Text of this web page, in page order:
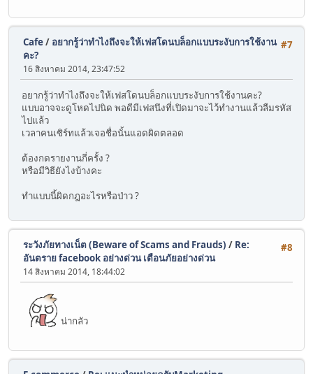
#7
Cafe/ อยากรู้ว่าทำไงถึงจะให้เฟสโดนบล็อกแบบระงับการใช้งาน
คะ?
16 สิงหาคม 2014, 23:47:52
อยากรู้ว่าทำไงถึงจะให้เฟสโดนบล็อกแบบระงับการใช้งานคะ?
แบบอาจจะดูโหดไปนิด พอดีมีเฟสนึงที่เปิดมาจะไว้ทำงานแล้วลืมรหัส
ไปแล้ว
เวลาคนเซิร์ทแล้วเจอชื่อนั้นแอดผิดตลอด
ต้องกดรายงานกี่ครั้ง ?
หรือมีวิธียังไงบ้างคะ
ทำแบบนี้ผิดกฎอะไรหรือป่าว ?
#8
ระวังภัยทางเน็ต (Beware of Scams and Frauds) / Re:
อันตราย facebook อย่างด่วน เตือนภัยอย่างด่วน
14 สิงหาคม 2014, 18:44:02
น่ากลัว